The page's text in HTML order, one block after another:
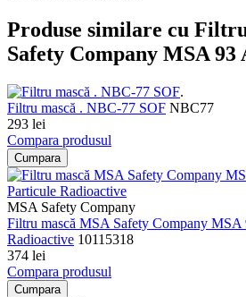
Produse similare cu
Safety Company MSA
.
Filtru mască . NBC-77 SOF NBC77
293 lei
Compara produsul
Cumpara
MSA Safety Company
Filtru mască MSA Safety Company MSA
Radioactive 10115318
374 lei
Compara produsul
Cumpara